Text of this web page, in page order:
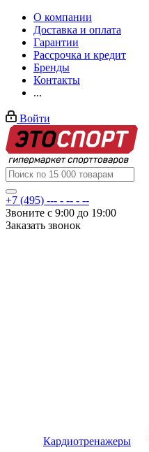
О компании
Доставка и оплата
Гарантии
Рассрочка и кредит
Бренды
Контакты
...
Войти
+7 (495) --- - -- - --
Звоните с 9:00 до 19:00
Заказать звонок
Кардиотренажеры